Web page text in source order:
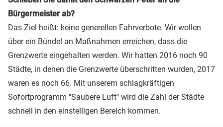
Bürgermeister ab?
Das Ziel heißt: keine generellen Fahrverbote. Wir wollen
über ein Bündel an Maßnahmen erreichen, dass die
Grenzwerte eingehalten werden. Wir hatten 2016 noch 90
Städte, in denen die Grenzwerte überschritten wurden, 2017
waren es noch 66. Mit unserem schlagkräftigen
Sofortprogramm "Saubere Luft" wird die Zahl der Städte
schnell in den einstelligen Bereich kommen.